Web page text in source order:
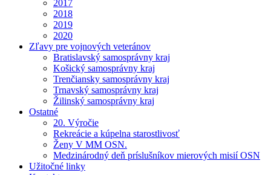
2017
2018
2019
2020
Zľavy pre vojnových veteránov
Bratislavský samosprávny kraj
Košický samosprávny kraj
Trenčiansky samosprávny kraj
Trnavský samosprávny kraj
Žilinský samosprávny kraj
Ostatné
20. Výročie
Rekreácie a kúpelna starostlivosť
Ženy V MM OSN.
Medzinárodný deň príslušníkov mierových misií OSN
Užitočné linky